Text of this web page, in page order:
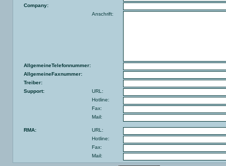
Company:
Anschrift:
AllgemeineTelefonnummer:
AllgemeineFaxnummer:
Treiber:
Support:
URL:
Hotline:
Fax:
Mail:
RMA:
URL:
Hotline:
Fax:
Mail: